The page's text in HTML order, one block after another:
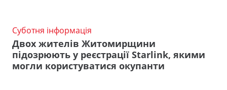
Суботня інформація
Двох жителів Житомирщини
підозрюють у реєстрації Starlink, якими
могли користуватися окупанти